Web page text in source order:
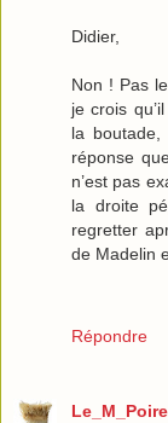
Didier,
Non ! Pas
je crois
la
réponse
n’est pas
la droite
regretter
de Madelin
Répondre